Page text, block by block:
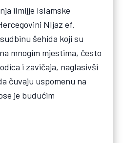
ilmijje Islamske
NIjaz ef.
šehida koji su
mnogim mjestima, često
i zavičaja, naglasivši
čuvaju uspomenu na
je budućim